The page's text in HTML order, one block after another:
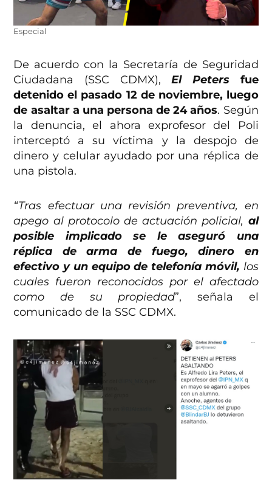
Especial
De acuerdo con la Secretaría de Seguridad
Ciudadana (SSC CDMX),El Petersfue
detenido el pasado 12 de noviembre, luego
de asaltar a una persona de 24 años. Según
la denuncia, el ahora exprofesor del Poli
interceptó a su víctima y la despojo de
dinero y celular ayudado por una réplica de
una pistola.
“Tras efectuar una revisión preventiva, en
apego al protocolo de actuación policial, al
posible implicado se le aseguró una
réplica de arma de fuego, dinero en
efectivo y un equipo de telefonía móvil, los
cuales fueron reconocidos por el afectado
como de su propiedad”, señala el
comunicado de la SSC CDMX.